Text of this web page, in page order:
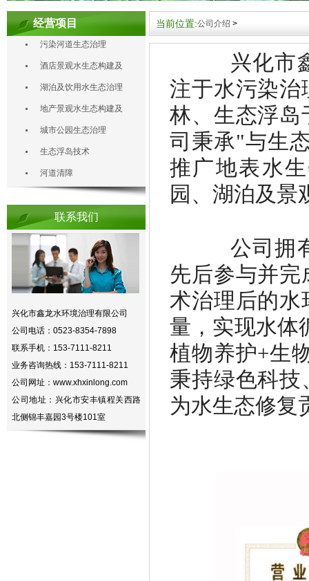
经营项目
污染河道生态治理
酒店景观水生态构建及
治理
湖泊及饮用水生态治理
地产景观水生态构建及
治理
城市公园生态治理
生态浮岛技术
河道清障
联系我们
兴化市鑫龙水环境治理有限公司
公司电话：0523-8354-7898
联系手机：153-7111-8211
业务咨询热线：153-7111-8211
公司网址：www.xhxinlong.com
公司地址：兴化市安丰镇程关西路
北侧锦丰嘉园3号楼101室
当前位置:公司介绍 >
兴化市
注于水污染治
林、生态浮岛
司秉承"与生
推广地表水
园、湖泊及景
公司拥
先后参与并
术治理后的水
量，实现水体
植物养护+生
秉持绿色科
为水生态修复